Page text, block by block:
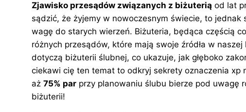
c
e
b
o
o
k
er
e
st
k
e
dI
n
k
o
p
d
di
t
m
bl
r
Zjawisko przesądów związanych z biżuterią od lat
sądzić, że żyjemy w nowoczesnym świecie, to jednak
wagę do starych wierzeń. Biżuteria, będąca częścią
różnych przesądów, które mają swoje źródła w
dotyczą biżuterii ślubnej, co ukazuje, jak głęboko
ciekawi cię ten temat to odkryj sekrety oznaczenia xp
aż 75% par przy planowaniu ślubu bierze pod uwagę
biżuterii!